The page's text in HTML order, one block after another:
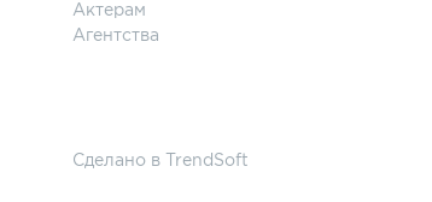
Актерам
Агентства
Сделано в TrendSoft